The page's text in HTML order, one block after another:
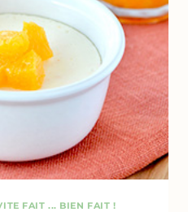
FAIT ... BIEN FAIT !